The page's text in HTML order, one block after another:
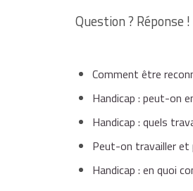
Question ? Réponse !
Comment être
Handicap : peut-on
Handicap : quels
Peut-on travailler et
Handicap : en quoi